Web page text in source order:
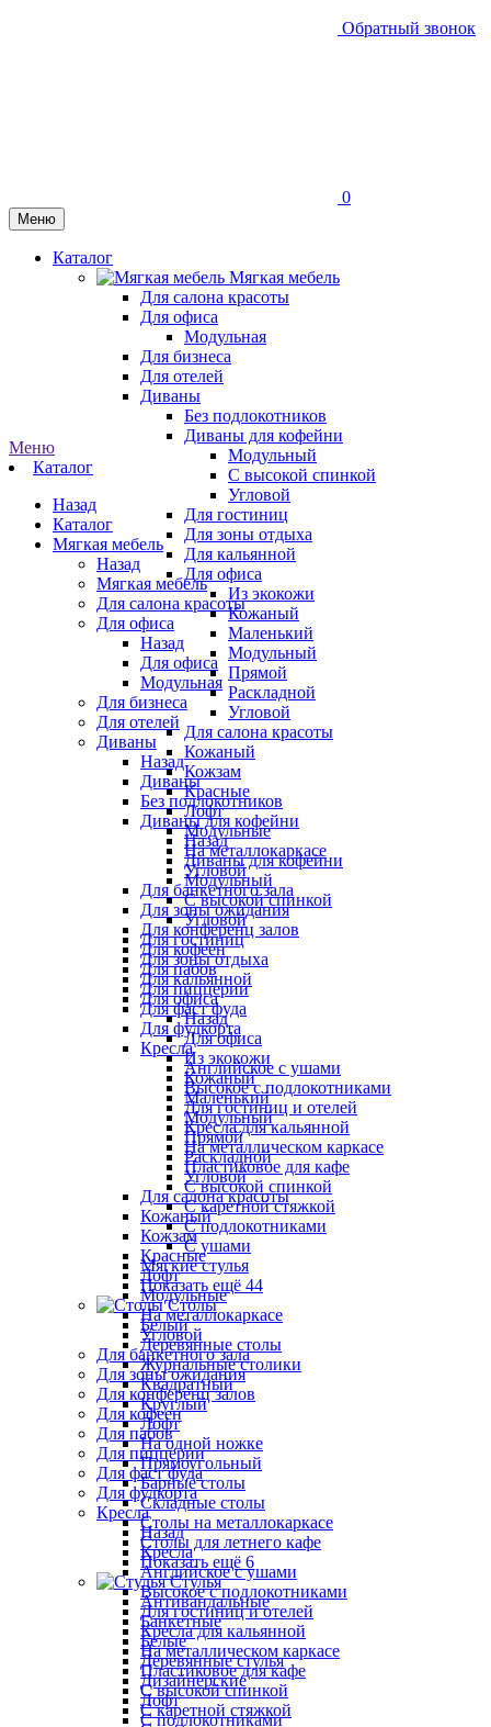
Обратный звонок
0
Меню
Каталог
Мягкая мебель
Для салона красоты
Для офиса
Модульная
Для бизнеса
Для отелей
Диваны
Без подлокотников
Диваны для кофейни
Модульный
С высокой спинкой
Угловой
Для гостиниц
Для зоны отдыха
Для кальянной
Для офиса
Из экокожи
Кожаный
Маленький
Модульный
Прямой
Раскладной
Угловой
Для салона красоты
Кожаный
Кожзам
Красные
Лофт
Модульные
На металлокаркасе
Угловой
Для банкетного зала
Для зоны ожидания
Для конференц залов
Для кофеен
Для пабов
Для пиццерии
Для фаст фуда
Для фудкорта
Кресла
Английское с ушами
Высокое с подлокотниками
Для гостиниц и отелей
Кресла для кальянной
На металлическом каркасе
Пластиковое для кафе
С высокой спинкой
С каретной стяжкой
С подлокотниками
С ушами
Мягкие стулья
Показать ещё 44
Столы
Белый
Деревянные столы
Журнальные столики
Квадратный
Круглый
Лофт
На одной ножке
Прямоугольный
Барные столы
Складные столы
Столы на металлокаркасе
Столы для летнего кафе
Показать ещё 6
Стулья
Антивандальные
Банкетные
Белые
Деревянные стулья
Дизайнерские
Лофт
С подлокотниками
Меню
Каталог
Назад
Каталог
Мягкая мебель
Назад
Мягкая мебель
Для салона красоты
Для офиса
Назад
Для офиса
Модульная
Для бизнеса
Для отелей
Диваны
Назад
Диваны
Без подлокотников
Диваны для кофейни
Назад
Диваны для кофейни
Модульный
С высокой спинкой
Угловой
Для гостиниц
Для зоны отдыха
Для кальянной
Для офиса
Назад
Для офиса
Из экокожи
Кожаный
Маленький
Модульный
Прямой
Раскладной
Угловой
Для салона красоты
Кожаный
Кожзам
Красные
Лофт
Модульные
На металлокаркасе
Угловой
Для банкетного зала
Для зоны ожидания
Для конференц залов
Для кофеен
Для пабов
Для пиццерии
Для фаст фуда
Для фудкорта
Кресла
Назад
Кресла
Английское с ушами
Высокое с подлокотниками
Для гостиниц и отелей
Кресла для кальянной
На металлическом каркасе
Пластиковое для кафе
С высокой спинкой
С каретной стяжкой